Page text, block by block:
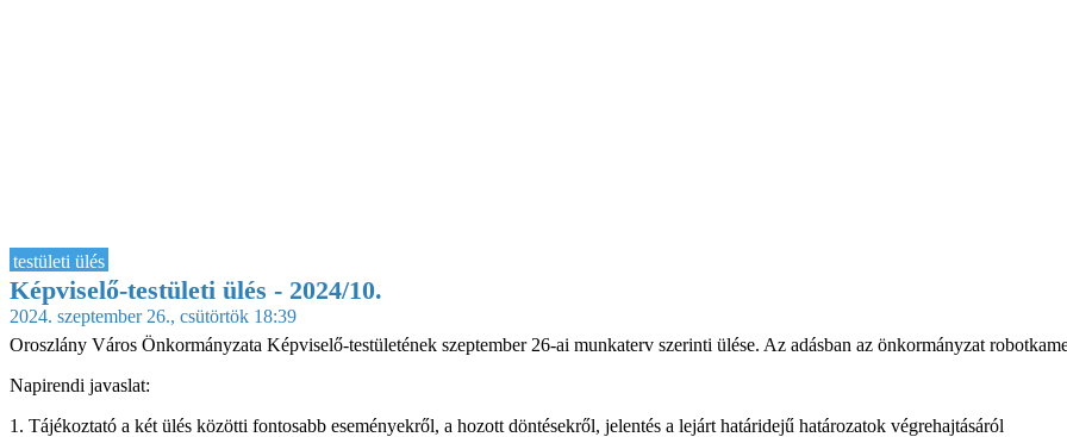
testületi ülés
Képviselő-testületi ülés - 2024/10.
2024. szeptember 26., csütörtök 18:39
Oroszlány Város Önkormányzata Képviselő-testületének szeptember 26-ai munkaterv szerinti ülése. Az adásban az önkormányzat
Napirendi javaslat:
1. Tájékoztató a két ülés közötti fontosabb eseményekről, a hozott döntésekről, jelentés a lejárt határidejű határozatok végrehajtásáról